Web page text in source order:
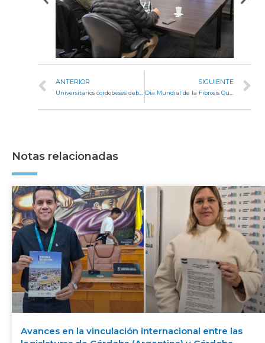
ANTERIOR
Universitarios cordobeses debatirán sobre sexualidad, género y presupuestos
SIGUIENTE
Notas relacionadas
Avances en la vinculación internacional entre las